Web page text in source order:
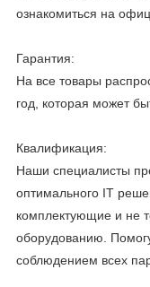
ознакомиться на
Гарантия:
На все товары
год, которая может
Квалификация:
Наши специалисты
оптимального IT
комплектующие и не
оборудованию.
соблюдением всех